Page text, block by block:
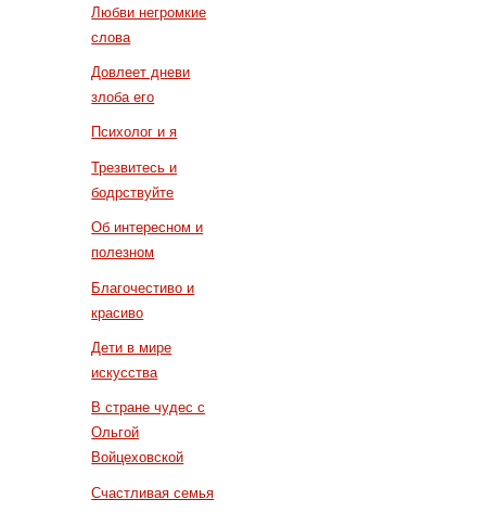
Любви негромкие
слова
Довлеет дневи
злоба его
Психолог и я
Трезвитесь и
бодрствуйте
Об интересном и
полезном
Благочестиво и
красиво
Дети в мире
искусства
В стране чудес с
Ольгой
Войцеховской
Счастливая семья